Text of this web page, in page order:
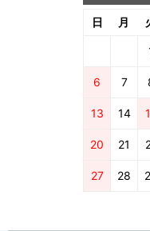
日 月
6 7
13 14
20 21
27 28